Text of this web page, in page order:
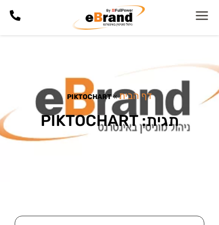
דף הבית»
PIKTOCHART
תגית: PIKTOCHART